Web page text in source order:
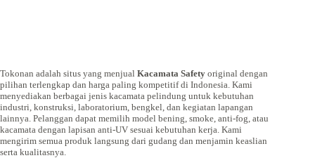
Tokonan adalah situs yang menjual Kacamata Safety original dengan
pilihan terlengkap dan harga paling kompetitif di Indonesia. Kami
menyediakan berbagai jenis kacamata pelindung untuk kebutuhan
industri, konstruksi, laboratorium, bengkel, dan kegiatan lapangan
lainnya. Pelanggan dapat memilih model bening, smoke, anti-fog, atau
kacamata dengan lapisan anti-UV sesuai kebutuhan kerja. Kami
mengirim semua produk langsung dari gudang dan menjamin keaslian
serta kualitasnya.